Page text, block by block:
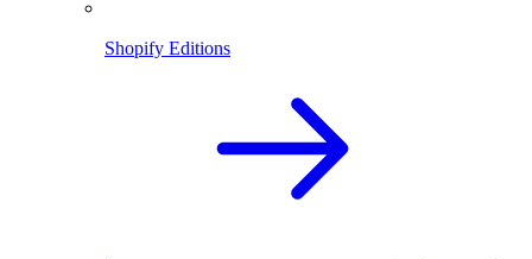
Shopify Editions